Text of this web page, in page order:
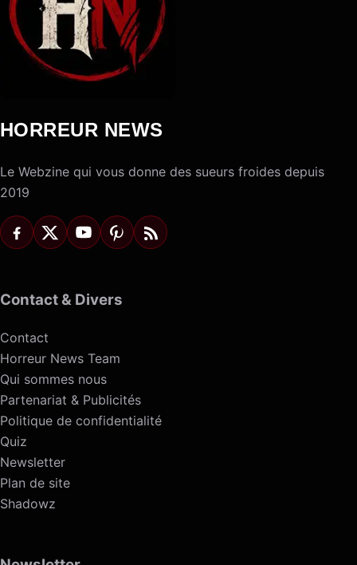
HORREUR NEWS
Le Webzine qui vous donne des sueurs froides depuis
2019
Contact & Divers
Contact
Horreur News Team
Qui sommes nous
Partenariat & Publicités
Politique de confidentialité
Quiz
Newsletter
Plan de site
Shadowz